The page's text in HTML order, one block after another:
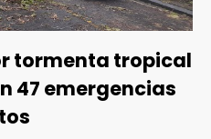
tormenta tropical
47 emergencias